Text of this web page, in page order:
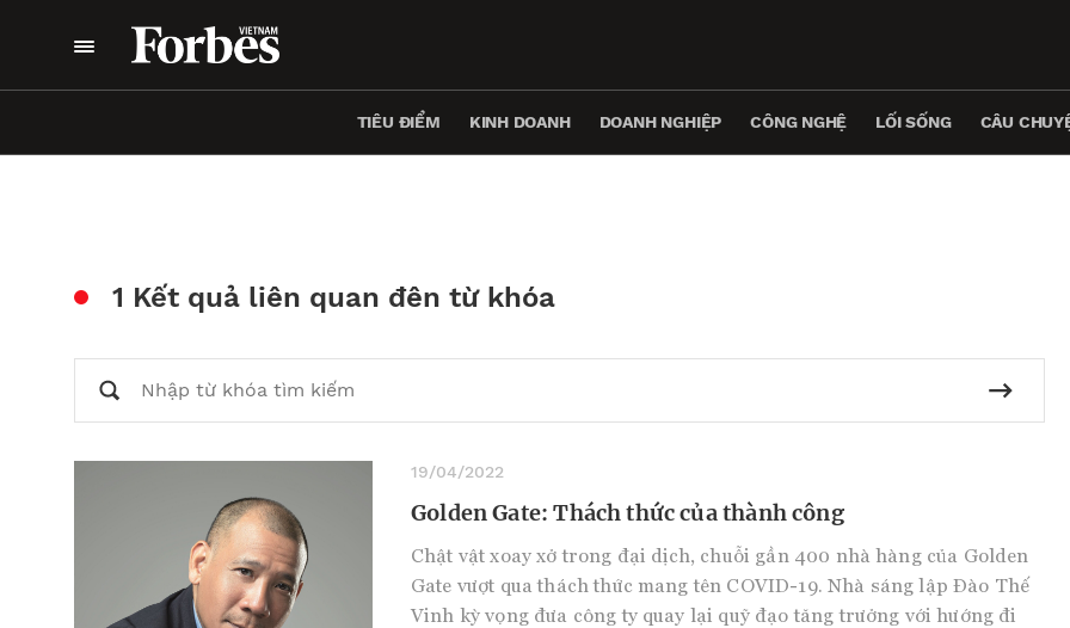
TIÊU ĐIỂM KINH DOANH DOANH NGHIỆP CÔNG NGHỆ LỐI SỐNG CÂU
1 Kết quả liên quan đên từ khóa
19/04/2022
Golden Gate: Thách thức của thành công
Chật vật xoay xở trong đại dịch, chuỗi gần 400 nhà hàng của Golden
Gate vượt qua thách thức mang tên COVID-19. Nhà sáng lập Đào Thế
Vinh kỳ vọng đưa công ty quay lại quỹ đạo tăng trưởng với hướng đi